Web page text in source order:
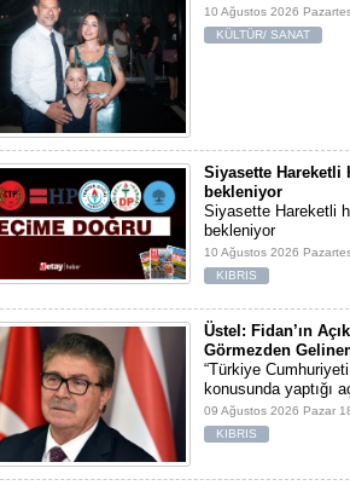
10 Ağustos 2026
KÜLTÜR/ SANAT
Siyasette Hareketli
bekleniyor
Siyasette Hareketli
bekleniyor
10 Ağustos 2026
KIBRIS
Üstel: Fidan’ın
Görmezden
“Türkiye Cumhuriyeti
konusunda yaptığı
09 Ağustos 2026 Pazar
KIBRIS